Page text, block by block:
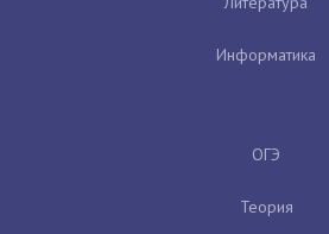
Информатика
ОГЭ
Теория